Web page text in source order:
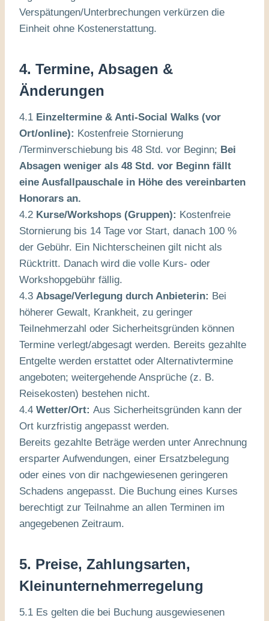
Verspätungen/Unterbrechungen verkürzen die
Einheit ohne Kostenerstattung.
4. Termine, Absagen &
Änderungen
4.1 Einzeltermine & Anti-Social Walks (vor
Ort/online): Kostenfreie Stornierung
/Terminverschiebung bis 48 Std. vor Beginn; Bei
Absagen weniger als 48 Std. vor Beginn fällt
eine Ausfallpauschale in Höhe des vereinbarten
Honorars an.
4.2 Kurse/Workshops (Gruppen): Kostenfreie
Stornierung bis 14 Tage vor Start, danach 100 %
der Gebühr. Ein Nichterscheinen gilt nicht als
Rücktritt. Danach wird die volle Kurs- oder
Workshopgebühr fällig.
4.3 Absage/Verlegung durch Anbieterin: Bei
höherer Gewalt, Krankheit, zu geringer
Teilnehmerzahl oder Sicherheitsgründen können
Termine verlegt/abgesagt werden. Bereits gezahlte
Entgelte werden erstattet oder Alternativtermine
angeboten; weitergehende Ansprüche (z. B.
Reisekosten) bestehen nicht.
4.4 Wetter/Ort: Aus Sicherheitsgründen kann der
Ort kurzfristig angepasst werden.
Bereits gezahlte Beträge werden unter Anrechnung
ersparter Aufwendungen, einer Ersatzbelegung
oder eines von dir nachgewiesenen geringeren
Schadens angepasst. Die Buchung eines Kurses
berechtigt zur Teilnahme an allen Terminen im
angegebenen Zeitraum.
5. Preise, Zahlungsarten,
Kleinunternehmerregelung
5.1 Es gelten die bei Buchung ausgewiesenen